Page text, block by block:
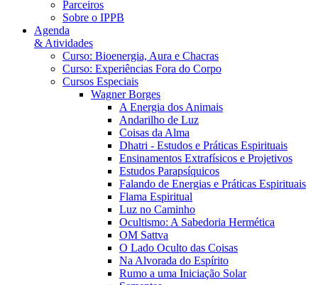
Parceiros
Sobre o IPPB
Agenda
& Atividades
Curso: Bioenergia, Aura e Chacras
Curso: Experiências Fora do Corpo
Cursos Especiais
Wagner Borges
A Energia dos Animais
Andarilho de Luz
Coisas da Alma
Dhatri - Estudos e Práticas Espirituais
Ensinamentos Extrafísicos e Projetivos
Estudos Parapsíquicos
Falando de Energias e Práticas Espirituais
Flama Espiritual
Luz no Caminho
Ocultismo: A Sabedoria Hermética
OM Sattva
O Lado Oculto das Coisas
Na Alvorada do Espírito
Rumo a uma Iniciação Solar